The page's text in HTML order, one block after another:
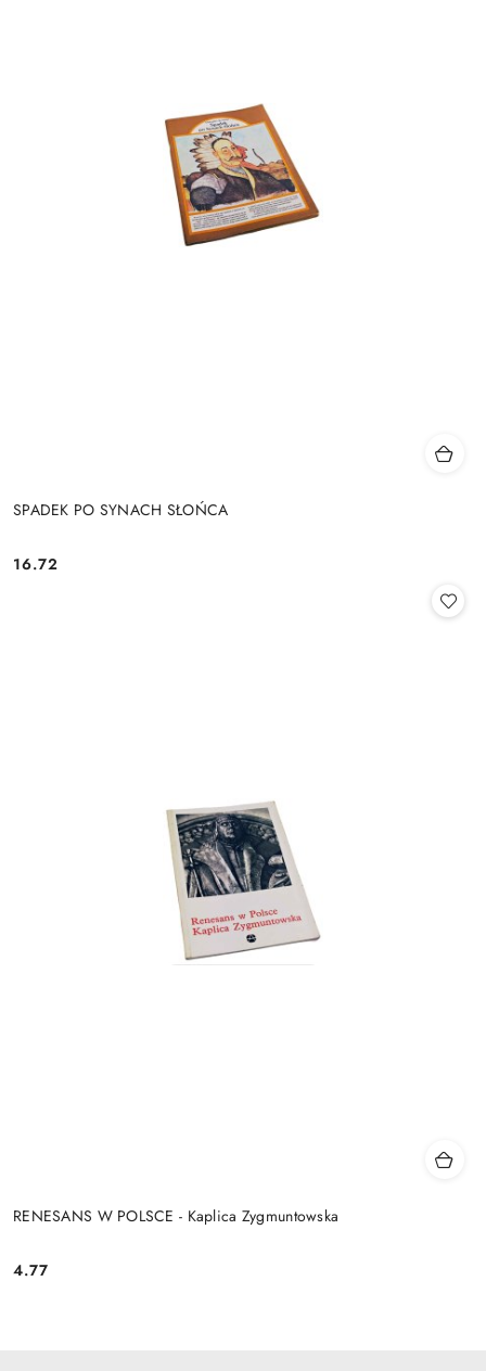
SPADEK PO SYNACH SŁOŃCA
Cena:
16.72
RENESANS W POLSCE - Kaplica Zygmuntowska
Cena:
4.77